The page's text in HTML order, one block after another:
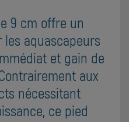
9 cm offre un
aquascapeurs
et gain de
aux
nécessitant
ce pied